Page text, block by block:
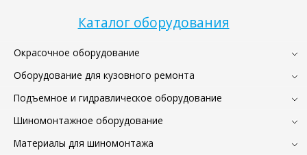
Каталог оборудования
Окрасочное оборудование
Оборудование для кузовного ремонта
Подъемное и гидравлическое оборудование
Шиномонтажное оборудование
Материалы для шиномонтажа